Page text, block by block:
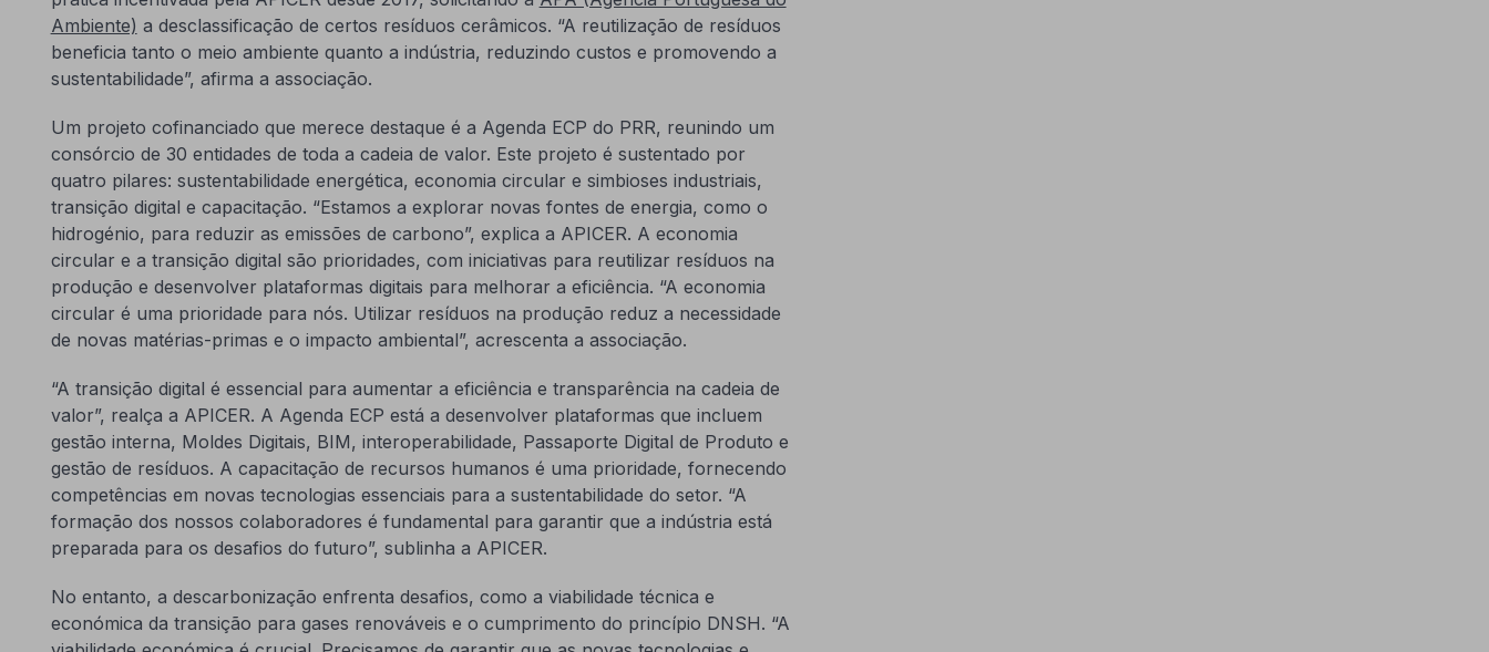
Ambiente) a desclassificação de certos resíduos cerâmicos. “A reutilização de resíduos
beneficia tanto o meio ambiente quanto a indústria, reduzindo custos e promovendo a
sustentabilidade”, afirma a associação.
Um projeto cofinanciado que merece destaque é a Agenda ECP do PRR, reunindo um
consórcio de 30 entidades de toda a cadeia de valor. Este projeto é sustentado por
quatro pilares: sustentabilidade energética, economia circular e simbioses industriais,
transição digital e capacitação. “Estamos a explorar novas fontes de energia, como o
hidrogénio, para reduzir as emissões de carbono”, explica a APICER. A economia
circular e a transição digital são prioridades, com iniciativas para reutilizar resíduos na
produção e desenvolver plataformas digitais para melhorar a eficiência. “A economia
circular é uma prioridade para nós. Utilizar resíduos na produção reduz a necessidade
de novas matérias-primas e o impacto ambiental”, acrescenta a associação.
“A transição digital é essencial para aumentar a eficiência e transparência na cadeia de
valor”, realça a APICER. A Agenda ECP está a desenvolver plataformas que incluem
gestão interna, Moldes Digitais, BIM, interoperabilidade, Passaporte Digital de Produto e
gestão de resíduos. A capacitação de recursos humanos é uma prioridade, fornecendo
competências em novas tecnologias essenciais para a sustentabilidade do setor. “A
formação dos nossos colaboradores é fundamental para garantir que a indústria está
preparada para os desafios do futuro”, sublinha a APICER.
No entanto, a descarbonização enfrenta desafios, como a viabilidade técnica e
económica da transição para gases renováveis e o cumprimento do princípio DNSH. “A